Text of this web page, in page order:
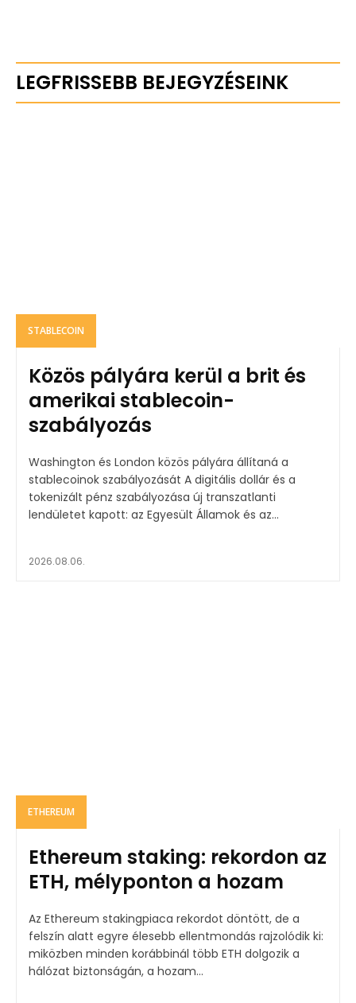
LEGFRISSEBB BEJEGYZÉSEINK
STABLECOIN
Közös pályára kerül a brit és
amerikai stablecoin-
szabályozás
Washington és London közös pályára állítaná a
stablecoinok szabályozását A digitális dollár és a
tokenizált pénz szabályozása új transzatlanti
lendületet kapott: az Egyesült Államok és az...
2026.08.06.
ETHEREUM
Ethereum staking: rekordon az
ETH, mélyponton a hozam
Az Ethereum stakingpiaca rekordot döntött, de a
felszín alatt egyre élesebb ellentmondás rajzolódik ki:
miközben minden korábbinál több ETH dolgozik a
hálózat biztonságán, a hozam...